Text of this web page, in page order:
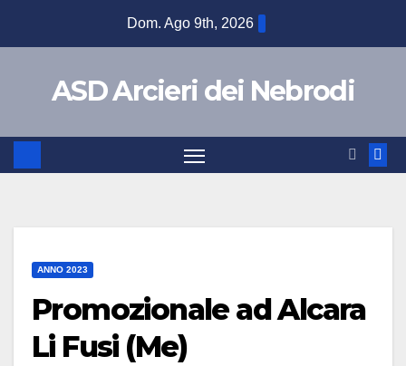
Dom. Ago 9th, 2026
ASD Arcieri dei Nebrodi
ANNO 2023
Promozionale ad Alcara
Li Fusi (Me)